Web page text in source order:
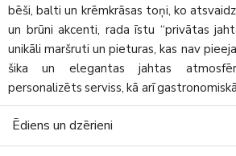
bēši, balti un krēmkrāsas toņi, ko
un brūni akcenti, rada īstu “privātas
unikāli maršruti un pieturas, kas nav
šika un elegantas jahtas
personalizēts serviss, kā arī
Ēdiens un dzērieni